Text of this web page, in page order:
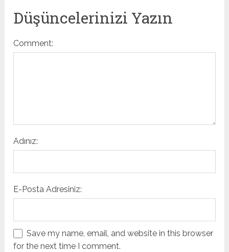
Düşüncelerinizi Yazın
Comment:
Adınız:
E-Posta Adresiniz:
Save my name, email, and website in this browser
for the next time I comment.